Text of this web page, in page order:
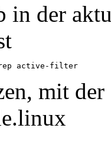
in der
active-filter
mit